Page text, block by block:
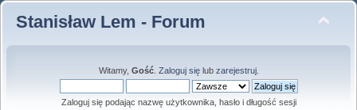
Stanisław Lem - Forum
Witamy, Gość. Zaloguj sięlub zarejestruj.
Zaloguj się podając nazwę użytkownika, hasło i długość sesji